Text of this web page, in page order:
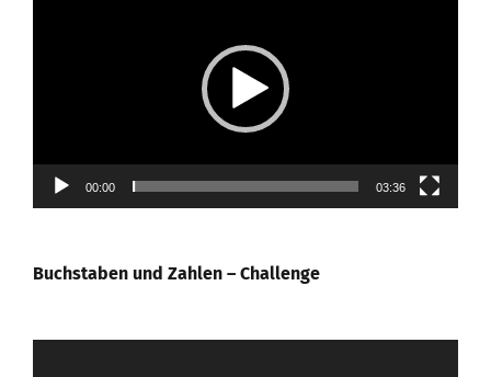
00:00 03:36
Buchstaben und Zahlen – Challenge